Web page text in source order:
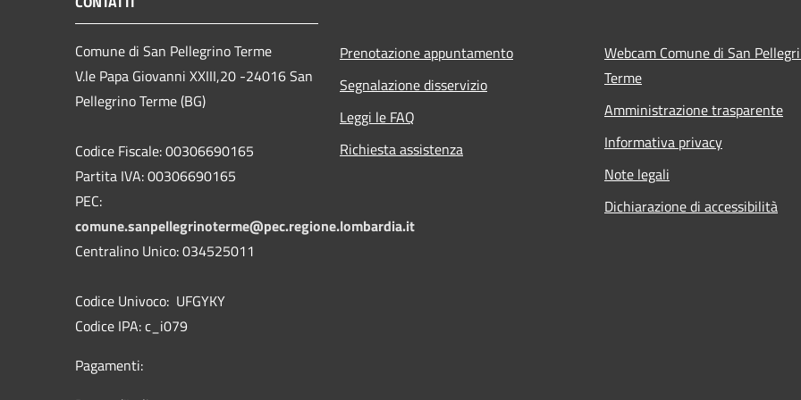
Comune di San Pellegrino Terme
V.le Papa Giovanni XXIII,20 -24016 San
Pellegrino Terme (BG)
Codice Fiscale: 00306690165
Partita IVA: 00306690165
PEC:
comune.sanpellegrinoterme@pec.regione.lombardia.it
Centralino Unico: 034525011
Codice Univoco: UFGYKY
Codice IPA: c_i079
Pagamenti:
Prenotazione appuntamento
Segnalazione disservizio
Leggi le FAQ
Richiesta assistenza
Webcam Comune di San
Terme
Amministrazione trasparente
Informativa privacy
Note legali
Dichiarazione di accessibilità